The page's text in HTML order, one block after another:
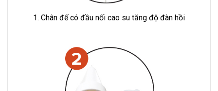
1. Chân đế có đầu nối cao su tăng độ đàn hồi